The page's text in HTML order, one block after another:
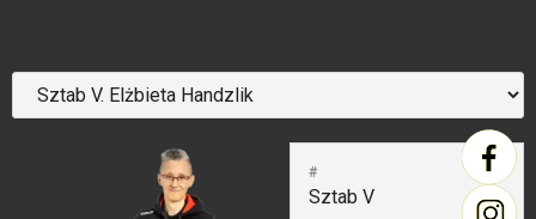
#
Sztab V